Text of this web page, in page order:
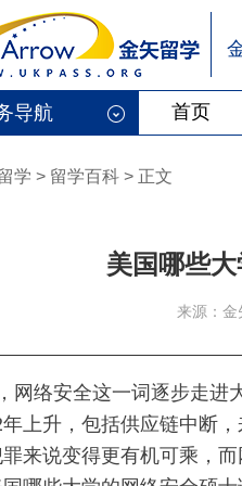
导航 首页
学 > 留学百科 > 正文
美国哪些
来源：金
网络安全这一词逐步走进
年上升，包括供应链中断
来说变得更有机可乘，